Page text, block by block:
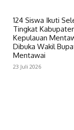
124 Siswa Ikuti
Tingkat
Kepulauan
Dibuka Wakil
Mentawai
23 Juli 2026